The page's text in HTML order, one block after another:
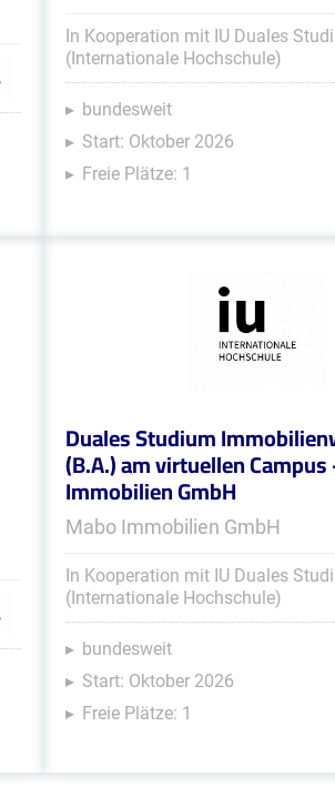
In Kooperation mit IU Duales
(Internationale Hochschule)
bundesweit
Start: Oktober 2026
Freie Plätze: 1
Duales Studium
(B.A.) am virtuellen
Immobilien GmbH
Mabo Immobilien GmbH
In Kooperation mit IU Duales
(Internationale Hochschule)
bundesweit
Start: Oktober 2026
Freie Plätze: 1